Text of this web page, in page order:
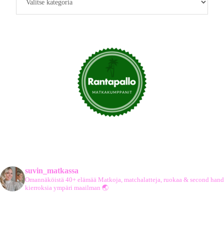
suvin_matkassa
Omannäköistä 40+ elämää Matkoja, matchalatteja, ruokaa & second hand
kierroksia ympäri maailman 🌏